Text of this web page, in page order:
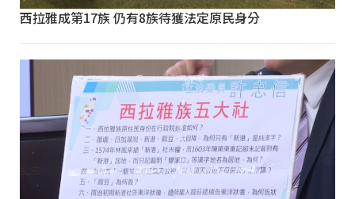
西拉雅成第17族 仍有8族待獲法定原民身分